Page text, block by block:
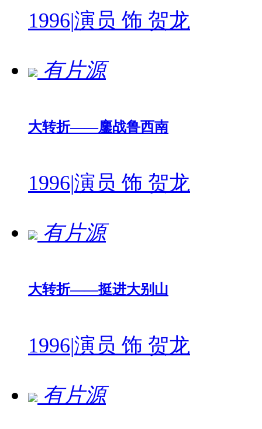
1996|演员 饰 贺龙
有片源
大转折——鏖战鲁西南
1996|演员 饰 贺龙
有片源
大转折——挺进大别山
1996|演员 饰 贺龙
有片源